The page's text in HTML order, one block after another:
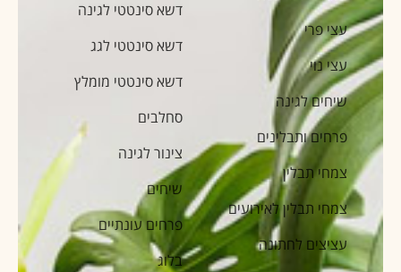
עצי פרי
עצי נוי
שיחים לגינה
פרחים ותבלינים
צמחי תבלין
צמחי תבלין לאירועים
עציצים לחתונה
דשא סינטטי לגינה
דשא סינטטי לגג
דשא סינטטי מומלץ
סחלבים
צינור לגינה
שיחים
פרחים עונתיים
בלוג